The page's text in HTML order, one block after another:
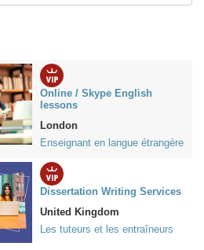
Online / Skype English
lessons
London
Enseignant en langue étrangère
Dissertation Writing Services
United Kingdom
Les tuteurs et les entraîneurs